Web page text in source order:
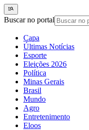
Buscar no portal
Capa
Últimas Notícias
Esporte
Eleições 2026
Política
Minas Gerais
Brasil
Mundo
Agro
Entretenimento
Eloos